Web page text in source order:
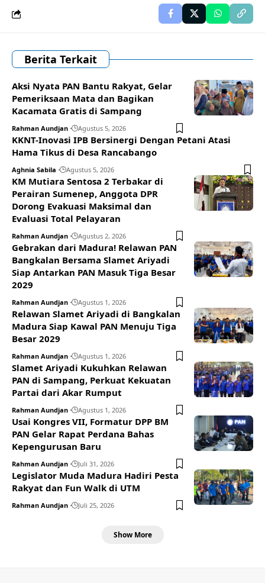
Berita Terkait
Aksi Nyata PAN Bantu Rakyat, Gelar
Pemeriksaan Mata dan Bagikan
Kacamata Gratis di Sampang
Rahman Aundjan Agustus 5, 2026
KKNT-Inovasi IPB Bersinergi Dengan Petani Atasi
Hama Tikus di Desa Rancabango
Aghnia Sabila Agustus 5, 2026
KM Mutiara Sentosa 2 Terbakar di
Perairan Sumenep, Anggota DPR
Dorong Evakuasi Maksimal dan
Evaluasi Total Pelayaran
Rahman Aundjan Agustus 2, 2026
Gebrakan dari Madura! Relawan PAN
Bangkalan Bersama Slamet Ariyadi
Siap Antarkan PAN Masuk Tiga Besar
2029
Rahman Aundjan Agustus 1, 2026
Relawan Slamet Ariyadi di Bangkalan
Madura Siap Kawal PAN Menuju Tiga
Besar 2029
Rahman Aundjan Agustus 1, 2026
Slamet Ariyadi Kukuhkan Relawan
PAN di Sampang, Perkuat Kekuatan
Partai dari Akar Rumput
Rahman Aundjan Agustus 1, 2026
Usai Kongres VII, Formatur DPP BM
PAN Gelar Rapat Perdana Bahas
Kepengurusan Baru
Rahman Aundjan Juli 31, 2026
Legislator Muda Madura Hadiri Pesta
Rakyat dan Fun Walk di UTM
Rahman Aundjan Juli 25, 2026
Show More